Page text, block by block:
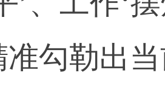
准勾勒出